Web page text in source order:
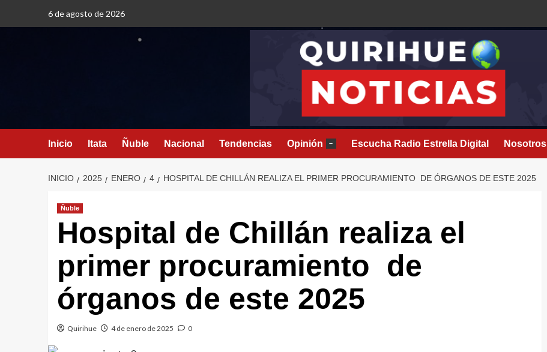
6 de agosto de 2026
Inicio Itata Ñuble Nacional Tendencias Opinión – Escucha Radio Estrella Digital Nosotros
INICIO 2025 ENERO 4 HOSPITAL DE CHILLÁN REALIZA EL PRIMER PROCURAMIENTO DE ÓRGANOS DE ESTE 2025
Ñuble
Hospital de Chillán realiza el
primer procuramiento de
órganos de este 2025
Quirihue 4 de enero de 2025 0